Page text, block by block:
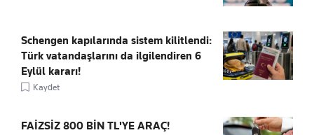
Schengen kapılarında sistem kilitlendi:
Türk vatandaşlarını da ilgilendiren 6
Eylül kararı!
Kaydet
FAİZSİZ 800 BİN TL'YE ARAÇ!